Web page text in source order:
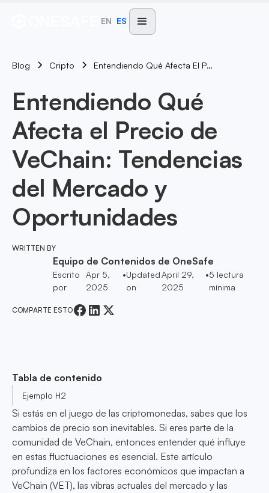
EN ES
Blog Cripto Entendiendo Qué Afecta El Precio De VeChain: Tendencias Del Mercado Y Oportunidades
Entendiendo Qué
Afecta el Precio de
VeChain: Tendencias
del Mercado y
Oportunidades
WRITTEN BY
Equipo de Contenidos de OneSafe
Escrito
por
Apr 5,
2025
•Updated
on
April 29,
2025
•5 lectura
mínima
COMPARTE ESTO
Tabla de contenido
Ejemplo H2
Si estás en el juego de las criptomonedas, sabes que los
cambios de precio son inevitables. Si eres parte de la
comunidad de VeChain, entonces entender qué influye
en estas fluctuaciones es esencial. Este artículo
profundiza en los factores económicos que impactan a
VeChain (VET), las vibras actuales del mercado y las